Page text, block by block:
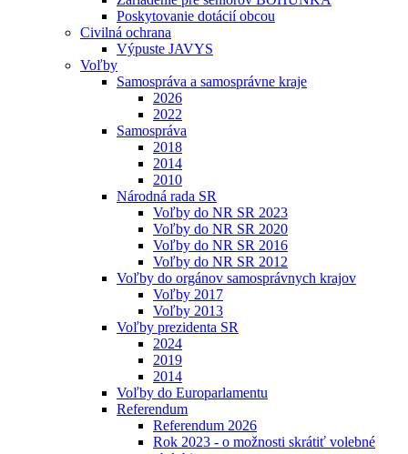
Poskytovanie dotácií obcou
Civilná ochrana
Výpuste JAVYS
Voľby
Samospráva a samosprávne kraje
2026
2022
Samospráva
2018
2014
2010
Národná rada SR
Voľby do NR SR 2023
Voľby do NR SR 2020
Voľby do NR SR 2016
Voľby do NR SR 2012
Voľby do orgánov samosprávnych krajov
Voľby 2017
Voľby 2013
Voľby prezidenta SR
2024
2019
2014
Voľby do Europarlamentu
Referendum
Referendum 2026
Rok 2023 - o možnosti skrátiť volebné